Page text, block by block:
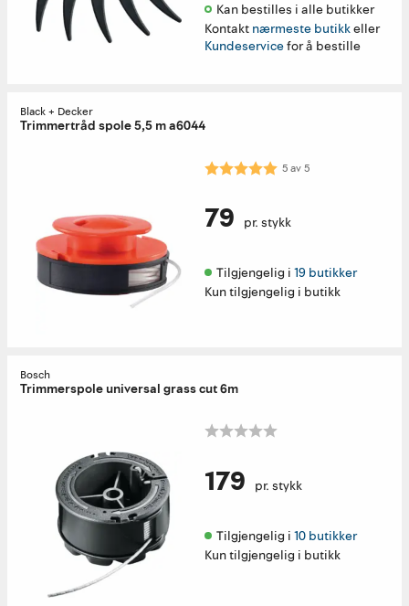
Kan bestilles i alle butikker
Kontakt nærmeste butikkeller
Kundeservicefor å bestille
Black + Decker
Trimmertråd spole 5,5 m a6044
Karakter: 5.0 av 5 mulige
5av5
79 pr. stykk
Tilgjengelig i 19 butikker
Kun tilgjengelig i butikk
Bosch
Trimmerspole universal grass cut 6m
179 pr. stykk
Tilgjengelig i 10 butikker
Kun tilgjengelig i butikk